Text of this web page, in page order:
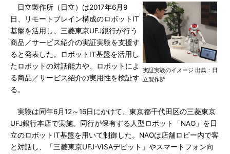
実証実験のイメージ 出典：日
立製作所
日立製作所（日立）は2017年6月9
日、リモートブレイン構成のロボットIT
基盤を活用し、三菱東京UFJ銀行が行う
商品／サービス紹介の実証実験を支援す
ると発表した。ロボットIT基盤を活用し
たロボットの対話能力や、ロボットによ
る商品／サービス紹介の実用性を検証す
る。
実験は同年6月12～16日にかけて、東京都千代田区の三菱東京
UFJ銀行本店で実施。同行が保有する人型ロボット「NAO」を日
立のロボットIT基盤を用いて制御した。NAOは店舗ロビー内で客
と対話し、「三菱東京UFJ-VISAデビット」やスマートフォン向